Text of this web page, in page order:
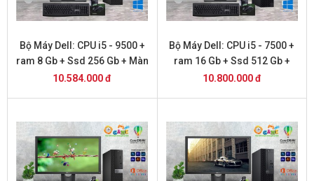
Bộ Máy Dell: CPU i5 - 9500 +
ram 8 Gb + Ssd 256 Gb + Màn
Hình 22 inch DELL
10.584.000 đ
Bộ Máy Dell: CPU i5 - 7500 +
ram 16 Gb + Ssd 512 Gb +
Màn Hình 22 inch DELL
10.800.000 đ